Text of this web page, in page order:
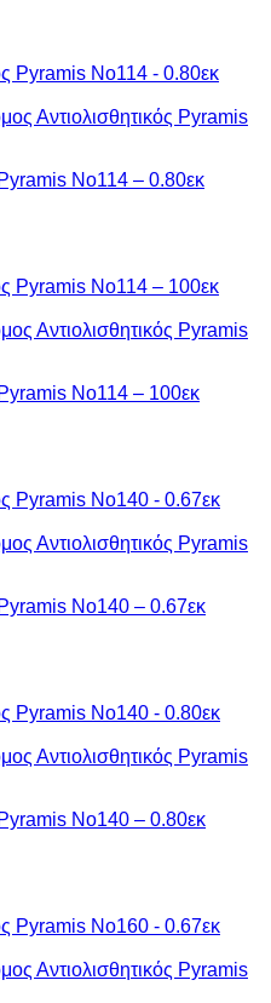
No114 – 0.80εκ
No114 – 100εκ
No140 – 0.67εκ
No140 – 0.80εκ